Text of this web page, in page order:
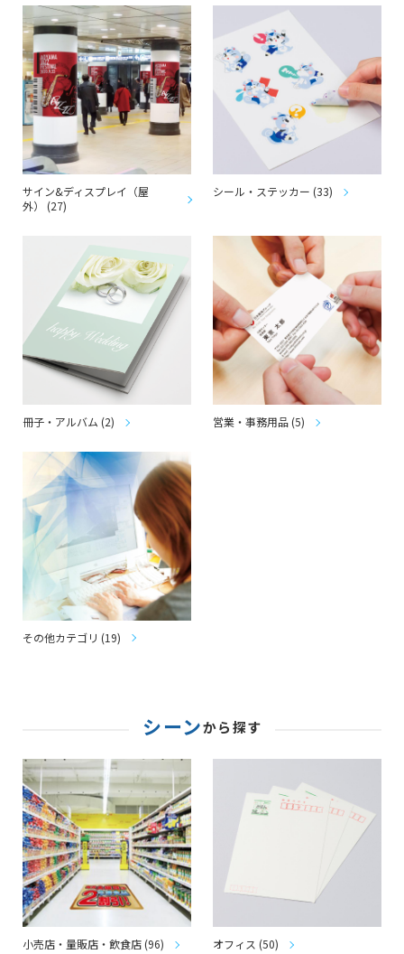
サイン&ディスプレイ（屋
外） (27)
シール・ステッカー (33)
冊子・アルバム (2) 営業・事務用品 (5)
その他カテゴリ (19)
シーンから探す
小売店・量販店・飲食店 (96) オフィス (50)